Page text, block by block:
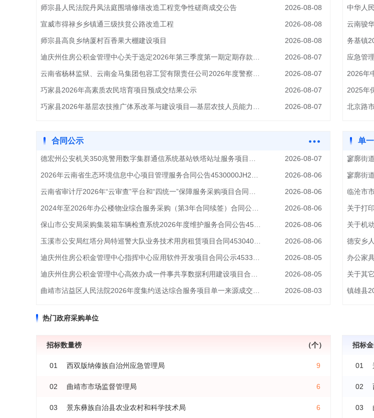
师宗县人民法院丹凤法庭围墙修缮改造工程竞争性磋商成交公告 2026-08-08
宣威市得禄乡乡镇通三级扶贫公路改造工程 2026-08-08
师宗县高良乡纳厦村百香果大棚建设项目 2026-08-08
2026-08-07
2026-08-07
巧家县2026年高素质农民培育项目预成交结果公示 2026-08-07
2026-08-07
中华人
务基镇
合同公示
2026-08-07
2026-08-06
2026-08-06
2026-08-06
2026-08-06
2026-08-06
2026-08-05
2026-08-05
2026-08-03
单
寥廓街
寥廓街
临沧市
关于打
关于机
德安乡
办公家
关于其
热门政府采购单位
招标数量榜 （个）
01 西双版纳傣族自治州应急管理局 9
02 曲靖市市场监督管理局 6
03 景东彝族自治县农业农村和科学技术局 6
招标
01
02
03